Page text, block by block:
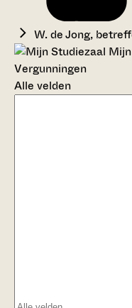
W. de Jong,
Vergunningen
Alle velden